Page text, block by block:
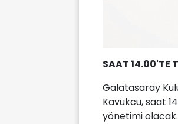
SAAT 14.00'TE
Galatasaray
Kavukcu, saat
yönetimi olacak.